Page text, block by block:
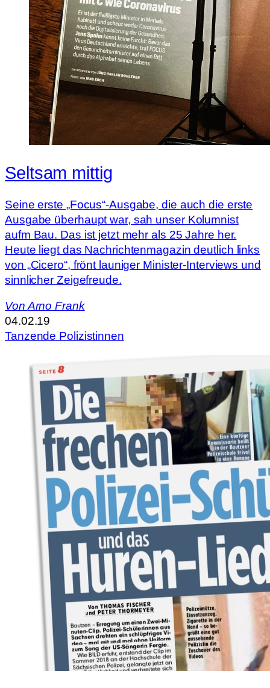
Seltsam mittig
Seine erste „Focus“-Ausgabe, die auch die erste
Ausgabe überhaupt war, sah unser Kolumnist
aufm Bau. Das ist jetzt mehr als 25 Jahre her.
Heute liegt das Nachrichtenmagazin deutlich links
von „Cicero“, frönt launiger Minister-Interviews und
sinnlicher Zeigefreude.
VonArno Frank
04.02.19
Tanzende Polizistinnen